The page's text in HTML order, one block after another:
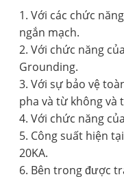
1. Với các chức
ngắn mạch.
2. Với chức năng
Grounding.
3. Với sự bảo vệ
pha và từ không và
4. Với chức năng
5. Công suất hiện
20KA.
6. Bên trong được